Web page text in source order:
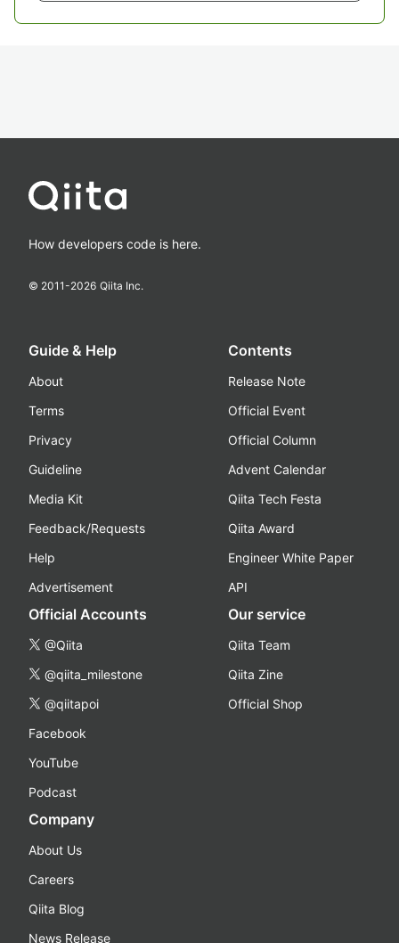
How developers code is here.
© 2011-2026 Qiita Inc.
Guide & Help
About
Terms
Privacy
Guideline
Media Kit
Feedback/Requests
Help
Advertisement
Contents
Release Note
Official Event
Official Column
Advent Calendar
Qiita Tech Festa
Qiita Award
Engineer White Paper
API
Official Accounts
@Qiita
@qiita_milestone
@qiitapoi
Facebook
YouTube
Podcast
Our service
Qiita Team
Qiita Zine
Official Shop
Company
About Us
Careers
Qiita Blog
News Release